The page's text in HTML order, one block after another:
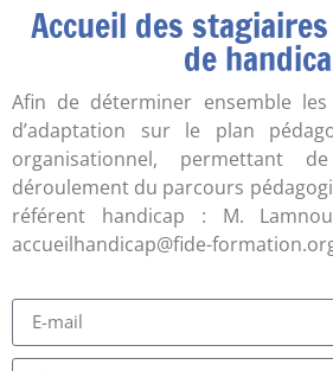
Accueil des
de
Afin de déterminer ensemble les
d’adaptation sur le plan
organisationnel, permettant
déroulement du parcours
référent handicap : M.
accueilhandicap@fide-